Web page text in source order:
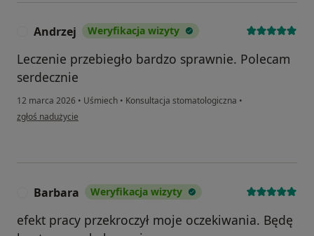
Andrzej Weryfikacja wizyty
Leczenie przebiegło bardzo sprawnie. Polecam
serdecznie
12 marca 2026 • Uśmiech • Konsultacja stomatologiczna •
w opinii użytkownika Andrzej
zgłoś nadużycie
Barbara Weryfikacja wizyty
efekt pracy przekroczył moje oczekiwania. Będę